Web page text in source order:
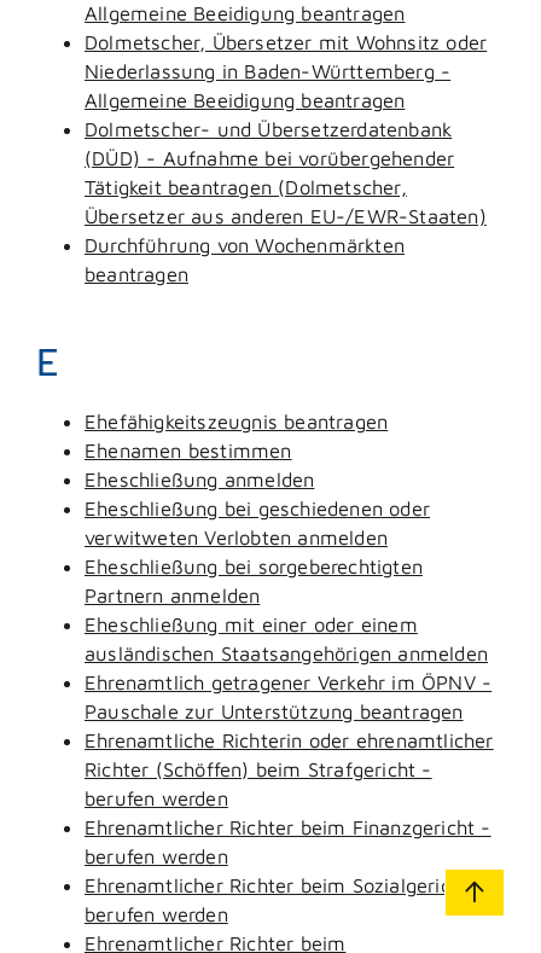
Allgemeine Beeidigung beantragen
Dolmetscher, Übersetzer mit Wohnsitz oder
Niederlassung in Baden-Württemberg -
Allgemeine Beeidigung beantragen
Dolmetscher- und Übersetzerdatenbank
(DÜD) - Aufnahme bei vorübergehender
Tätigkeit beantragen (Dolmetscher,
Übersetzer aus anderen EU-/EWR-Staaten)
Durchführung von Wochenmärkten
beantragen
E
Ehefähigkeitszeugnis beantragen
Ehenamen bestimmen
Eheschließung anmelden
Eheschließung bei geschiedenen oder
verwitweten Verlobten anmelden
Eheschließung bei sorgeberechtigten
Partnern anmelden
Eheschließung mit einer oder einem
ausländischen Staatsangehörigen anmelden
Ehrenamtlich getragener Verkehr im ÖPNV -
Pauschale zur Unterstützung beantragen
Ehrenamtliche Richterin oder ehrenamtlicher
Richter (Schöffen) beim Strafgericht -
berufen werden
Ehrenamtlicher Richter beim Finanzgericht -
berufen werden
Ehrenamtlicher Richter beim Sozialgericht -
berufen werden
Ehrenamtlicher Richter beim